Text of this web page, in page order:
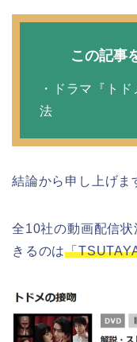
この記事
・ドラマ『ト
法
結論から申し上げま
全10社の動画配信
きるのは「